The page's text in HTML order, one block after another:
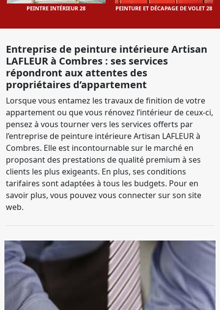
PEINTRE INTÉRIEUR 28 PEINTURE ET DÉCAPAGE DE VOLET 28
Entreprise de peinture intérieure Artisan
LAFLEUR à Combres : ses services
répondront aux attentes des
propriétaires d’appartement
Lorsque vous entamez les travaux de finition de votre
appartement ou que vous rénovez l’intérieur de ceux-ci,
pensez à vous tourner vers les services offerts par
l’entreprise de peinture intérieure Artisan LAFLEUR à
Combres. Elle est incontournable sur le marché en
proposant des prestations de qualité premium à ses
clients les plus exigeants. En plus, ses conditions
tarifaires sont adaptées à tous les budgets. Pour en
savoir plus, vous pouvez vous connecter sur son site
web.